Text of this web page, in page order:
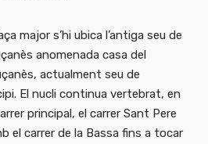
major s’hi ubica l’antiga seu de
anomenada casa del
actualment seu de
El nucli continua vertebrat, en
principal, el carrer Sant Pere
el carrer de la Bassa fins a tocar